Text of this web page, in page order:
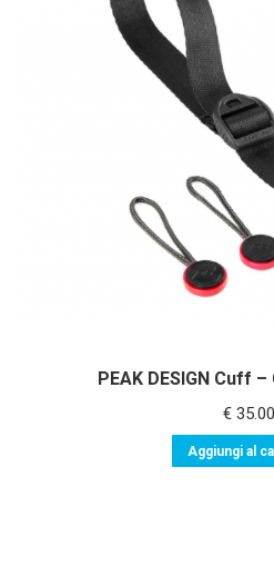
PEAK DESIGN Cuff
€35.00
Aggiungi al